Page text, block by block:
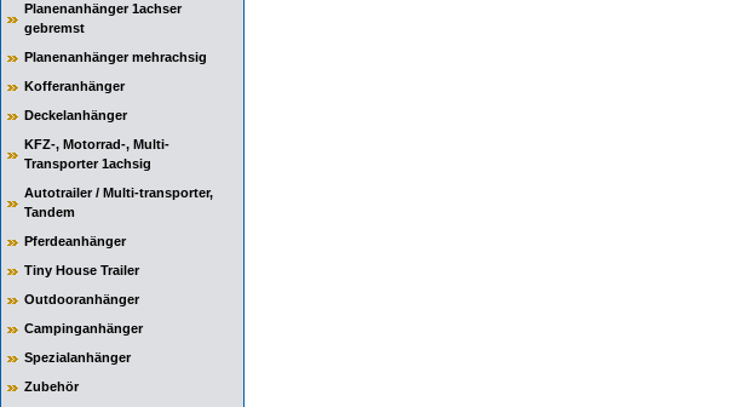
Planenanhänger 1achser
gebremst
Planenanhänger mehrachsig
Kofferanhänger
Deckelanhänger
KFZ-, Motorrad-, Multi-
Transporter 1achsig
Autotrailer / Multi-transporter,
Tandem
Pferdeanhänger
Tiny House Trailer
Outdooranhänger
Campinganhänger
Spezialanhänger
Zubehör